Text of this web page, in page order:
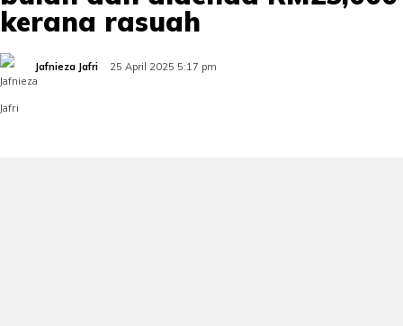
kerana rasuah
Jafnieza Jafri 25 April 2025 5:17 pm